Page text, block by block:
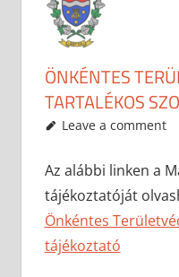
ÖNKÉNTES
TARTALÉKOS
2017-08-15
anisity.attilla
Egyéb
Leave a comment
Az alábbi linken a
tájékoztatóját
Önkéntes
tájékoztató